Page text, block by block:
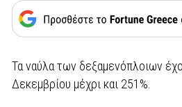
Τα ναύλα των δεξαμενόπλοιων
Δεκεμβρίου μέχρι και 251%.